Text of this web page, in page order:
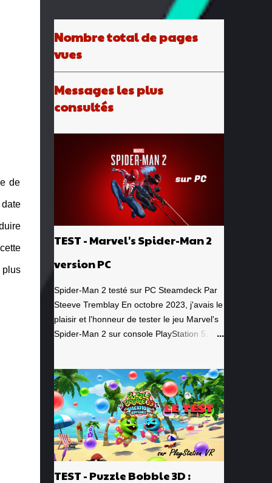
de
plus
Nombre total de pages
vues
Messages les plus
consultés
TEST - Marvel's Spider-Man 2
version PC
Spider-Man 2 testé sur PC Steamdeck Par
Steeve Tremblay En octobre 2023, j'avais le
plaisir et l'honneur de tester le jeu Marvel's
Spider-Man 2 sur console PlayStation 5. Un
épique. À quel point j'avais apprécié mon
expérience? Je lui avais donné la
spectaculaire note de 10/10. Pour revoir
mon test, c'est par ici . Lorsque PlayStation
Canada nous a contacté il y a deux
semaines pour faire le test de la version PC,
me suis tout de suite dit : Ça serait génial
TEST - Puzzle Bobble 3D :